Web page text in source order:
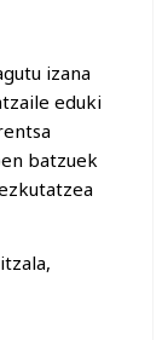
izana
eduki
batzuek